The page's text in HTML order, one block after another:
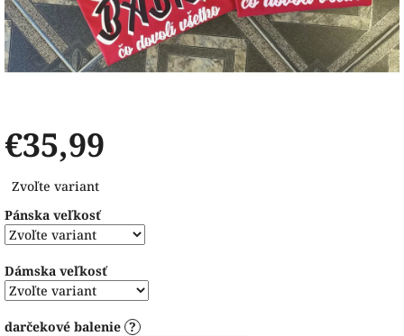
€35,99
cena:
Zvoľte variant
Pánska veľkosť
Dámska veľkosť
darčekové balenie ?